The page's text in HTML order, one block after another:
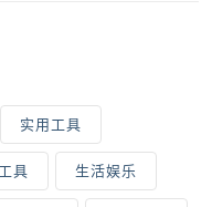
实用工具
具 生活娱乐